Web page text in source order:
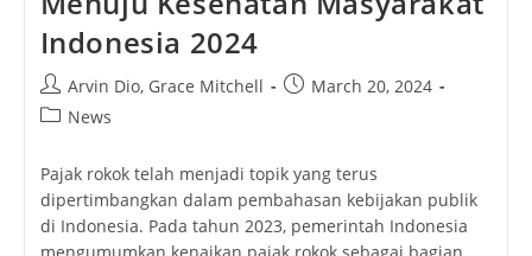
Indonesia 2024
Post
author:
Arvin Dio, Grace Mitchell
PostMarch 20, 2024
PostNews
Pajak rokok telah menjadi topik yang terus
dipertimbangkan dalam pembahasan kebijakan publik
di Indonesia. Pada tahun 2023, pemerintah Indonesia